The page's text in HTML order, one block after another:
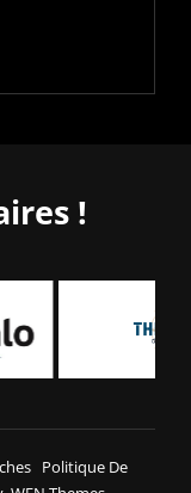
!
Politique De